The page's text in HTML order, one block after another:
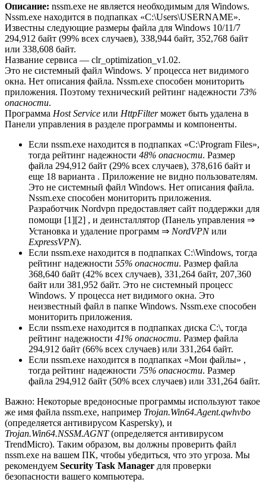
Описание: nssm.exe не является необходимым для Windows.
Nssm.exe находится в подпапках «C:\Users\USERNAME».
Известны следующие размеры файла для Windows 10/11/7
294,912 байт (99% всех случаев), 338,944 байт, 352,768 байт
или 338,608 байт.
Название сервиса — clr_optimization_v1.02.
Это не системный файл Windows. У процесса нет видимого
окна. Нет описания файла. Nssm.exe способен мониторить
приложения. Поэтому технический рейтинг надежности 73%
опасности.
Программа Host Service или HttpFilterможет быть удалена в
Панели управления в разделе программы и компоненты.
Если nssm.exe находится в подпапках «C:\Program Files»,
тогда рейтинг надежности 48% опасности. Размер
файла 294,912 байт (29% всех случаев), 378,616 байт и
еще 18 варианта . Приложение не видно пользователям.
Это не системный файл Windows. Нет описания файла.
Nssm.exe способен мониторить приложения.
Разработчик Nordvpn предоставляет сайт поддержки для
помощи [1][2] , и деинсталлятор (Панель управления ⇒
Установка и удаление программ ⇒ NordVPNили
ExpressVPN).
Если nssm.exe находится в подпапках C:\Windows, тогда
рейтинг надежности 55% опасности. Размер файла
368,640 байт (42% всех случаев), 331,264 байт, 207,360
байт или 381,952 байт. Это не системный процесс
Windows. У процесса нет видимого окна. Это
неизвестный файл в папке Windows. Nssm.exe способен
мониторить приложения.
Если nssm.exe находится в подпапках диска C:\, тогда
рейтинг надежности 41% опасности. Размер файла
294,912 байт (66% всех случаев) или 331,264 байт.
Если nssm.exe находится в подпапках «Мои файлы» ,
тогда рейтинг надежности 75% опасности. Размер
файла 294,912 байт (50% всех случаев) или 331,264 байт.
Важно: Некоторые вредоносные программы используют такое
же имя файла nssm.exe, например Trojan.Win64.Agent.qwhvbo
(определяется антивирусом Kaspersky), и
Trojan.Win64.NSSM.AGNT(определяется антивирусом
TrendMicro). Таким образом, вы должны проверить файл
nssm.exe на вашем ПК, чтобы убедиться, что это угроза. Мы
рекомендуем Security Task Manager для проверки
безопасности вашего компьютера.